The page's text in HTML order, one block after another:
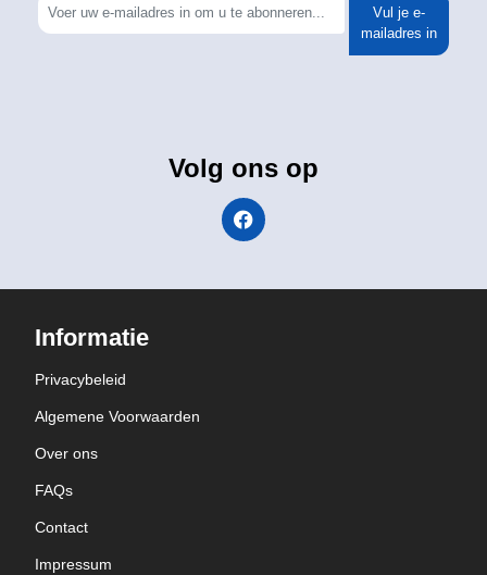
Vul je e-
mailadres in
Volg ons op
Informatie
Privacybeleid
Algemene Voorwaarden
Over ons
FAQs
Contact
Impressum